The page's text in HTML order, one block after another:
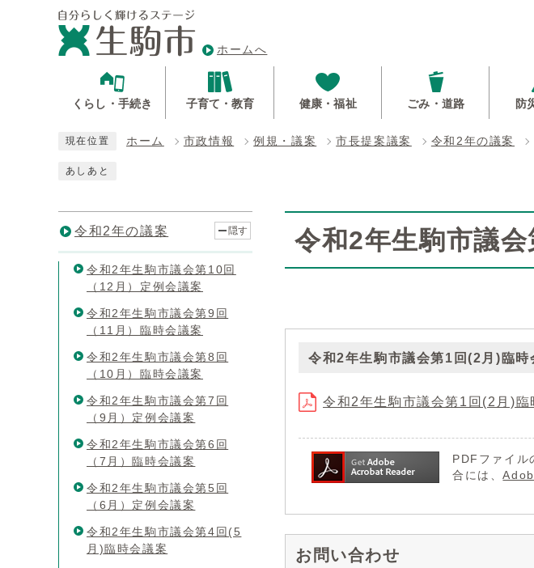
ホームへ
くらし・手続き 子育て・教育 健康・福祉 ごみ・道路 防
現在位置 ホーム 市政情報 例規・議案 市長提案議案 令和2年の議案
あしあと
令和2年生駒市議
令和2年生駒市議会第1回(2月)臨時
令和2年生駒市議会第1回(2月)
PDFファイ
合には、
お問い合わせ
令和2年の議案 隠す
令和2年生駒市議会第10回
（12月）定例会議案
令和2年生駒市議会第9回
（11月）臨時会議案
令和2年生駒市議会第8回
（10月）臨時会議案
令和2年生駒市議会第7回
（9月）定例会議案
令和2年生駒市議会第6回
（7月）臨時会議案
令和2年生駒市議会第5回
（6月）定例会議案
令和2年生駒市議会第4回(5
月)臨時会議案